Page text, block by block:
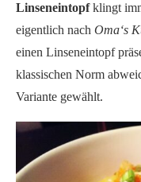
Linseneintopfklingt
eigentlich nach Oma‘s
einen Linseneintopf
klassischen Norm
Variante gewählt.